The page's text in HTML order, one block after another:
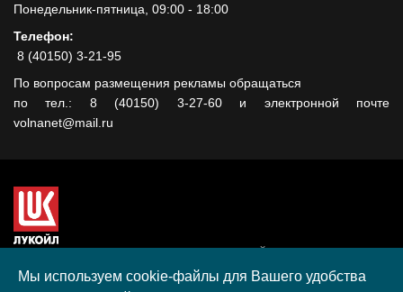
Понедельник-пятница, 09:00 - 18:00
Телефон:
8 (40150) 3-21-95
По вопросам размещения рекламы обращаться
по тел.: 8 (40150) 3-27-60 и электронной почте
volnanet@mail.ru
гранта, полученного в рамках XIII Конкурса социальных и
Мы используем cookie-файлы для Вашего удобства